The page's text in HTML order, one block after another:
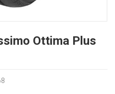
Ottima Plus